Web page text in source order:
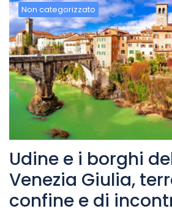
Non categorizzato
Udine e i borghi
Venezia Giulia,
confine e di